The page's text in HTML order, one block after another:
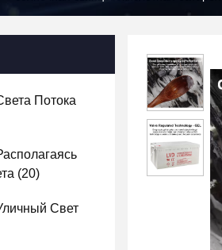
Потока
(20)
Свет